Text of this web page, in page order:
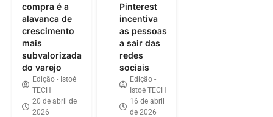
compra é a
alavanca de
crescimento
mais
subvalorizada
do varejo
Edição - Istoé
TECH
20 de abril de
2026
Pinterest
incentiva
as pessoas
a sair das
redes
sociais
Edição -
Istoé TECH
16 de abril
de 2026